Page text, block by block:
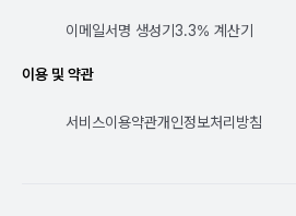
이메일서명 생성기 3.3% 계산기
이용 및 약관
서비스이용약관개인정보처리방침